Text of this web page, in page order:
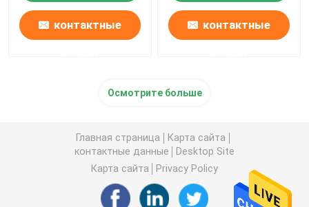
контактные контактные
Осмотрите больше
Главная страница
Карта сайта
контактные данные
Desktop Site
Карта сайта
Privacy Policy